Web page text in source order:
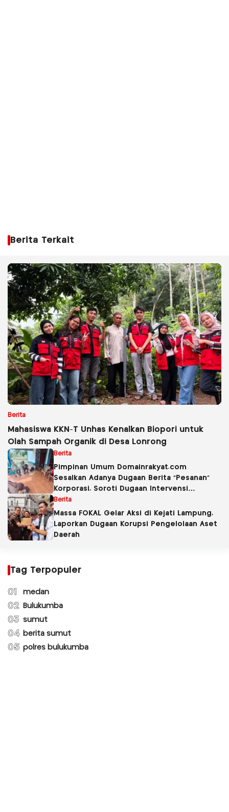
Berita Terkait
Berita
Mahasiswa KKN-T Unhas Kenalkan Biopori untuk
Olah Sampah Organik di Desa Lonrong
Berita
Pimpinan Umum Domainrakyat.com
Sesalkan Adanya Dugaan Berita “Pesanan”
Korporasi, Soroti Dugaan Intervensi
terhadap Narasumber Kasus Pencemaran
Lingkungan
Berita
Massa FOKAL Gelar Aksi di Kejati Lampung,
Laporkan Dugaan Korupsi Pengelolaan Aset
Daerah
Tag Terpopuler
01 medan
02 Bulukumba
03 sumut
04 berita sumut
05 polres bulukumba